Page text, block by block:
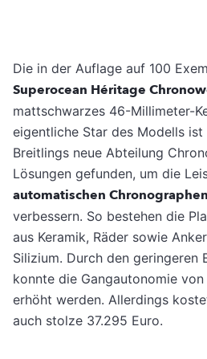
Die in der Auflage auf 100
Superocean Héritage
mattschwarzes 46-Millimeter-
eigentliche Star des Modells ist
Breitlings neue Abteilung
Lösungen gefunden, um die
automatischen
verbessern. So bestehen die
aus Keramik, Räder sowie
Silizium. Durch den geringeren
konnte die Gangautonomie
erhöht werden. Allerdings
auch stolze 37.295 Euro.